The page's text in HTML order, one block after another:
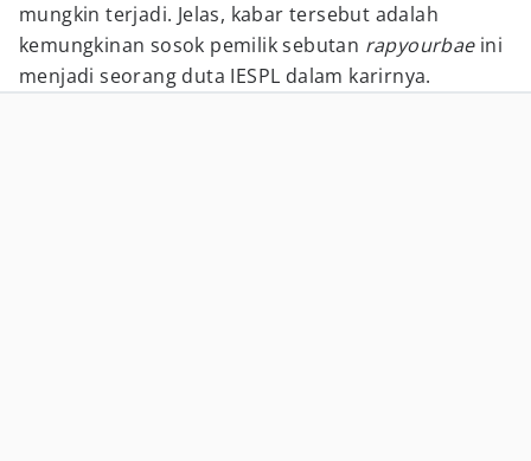
mungkin terjadi. Jelas, kabar tersebut adalah
kemungkinan sosok pemilik sebutan rapyourbaeini
menjadi seorang duta IESPL dalam karirnya.